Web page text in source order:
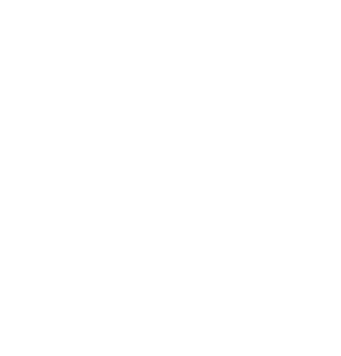
КОКИНО БРЯНСКОЙ
КОКИНО БРЯНСКОЙ
КОКИНО БРЯНСКОЙ
странице